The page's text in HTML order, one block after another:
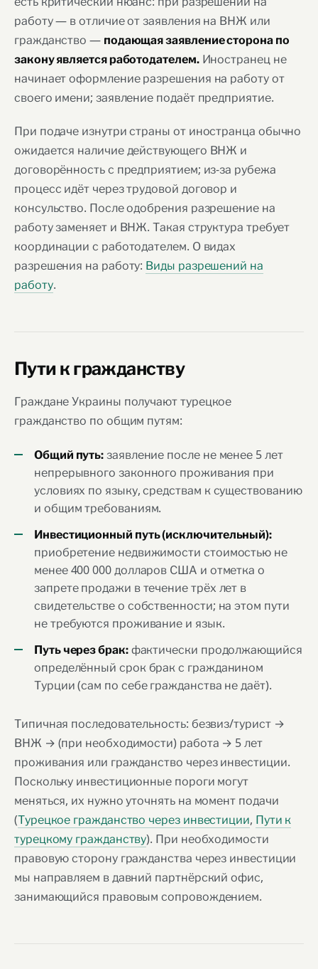
работу — в отличие от заявления на ВНЖ или
гражданство — подающая заявление сторона по
закону является работодателем.Иностранец не
начинает оформление разрешения на работу от
своего имени; заявление подаёт предприятие.
При подаче изнутри страны от иностранца обычно
ожидается наличие действующего ВНЖ и
договорённость с предприятием; из-за рубежа
процесс идёт через трудовой договор и
консульство. После одобрения разрешение на
работу заменяет и ВНЖ. Такая структура требует
координации с работодателем. О видах
разрешения на работу: Виды разрешений на
работу.
Пути к гражданству
Граждане Украины получают турецкое
гражданство по общим путям:
Общий путь: заявление после не менее 5 лет
непрерывного законного проживания при
условиях по языку, средствам к существованию
и общим требованиям.
Инвестиционный путь (исключительный):
приобретение недвижимости стоимостью не
менее 400 000 долларов США и отметка о
запрете продажи в течение трёх лет в
свидетельстве о собственности; на этом пути
не требуются проживание и язык.
Путь через брак:фактически продолжающийся
определённый срок брак с гражданином
Турции (сам по себе гражданства не даёт).
Типичная последовательность: безвиз/турист →
ВНЖ → (при необходимости) работа → 5 лет
проживания или гражданство через инвестиции.
Поскольку инвестиционные пороги могут
меняться, их нужно уточнять на момент подачи
(Турецкое гражданство через инвестиции, Пути к
турецкому гражданству). При необходимости
правовую сторону гражданства через инвестиции
мы направляем в давний партнёрский офис,
занимающийся правовым сопровождением.